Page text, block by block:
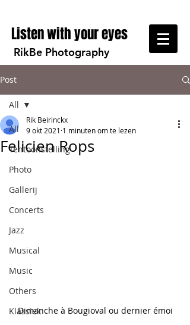
Listen with your eyes
RikBe Photography
Post
All
Tentoonstelling
Photo
Gallerij
Concerts
Jazz
Musical
Music
Others
Klassiek
All
Felicien Rops
Rik Beirinckx
9 okt 2021 1 minuten om te lezen
Dimanche à Bougioval ou dernier émoi